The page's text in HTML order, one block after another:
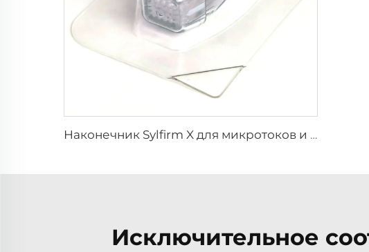
Наконечник Sylfirm X для микротоков и радиочастотного воздействия, картридж Sylfirm X XE-25 от Viol
Исключительное